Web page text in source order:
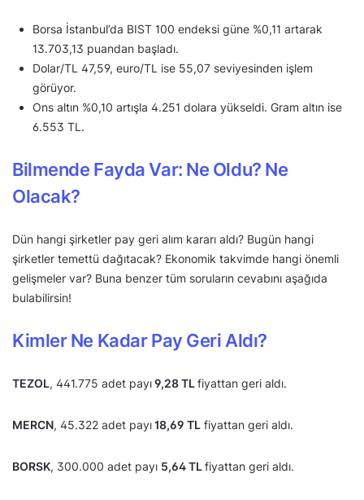
Borsa İstanbul’da BIST 100 endeksi güne %0,11 artarak
13.703,13 puandan başladı.
Dolar/TL 47,59, euro/TL ise 55,07 seviyesinden işlem
görüyor.
Ons altın %0,10 artışla 4.251 dolara yükseldi. Gram altın ise
6.553 TL.
Bilmende Fayda Var: Ne Oldu? Ne
Olacak?
Dün hangi şirketler pay geri alım kararı aldı? Bugün hangi
şirketler temettü dağıtacak? Ekonomik takvimde hangi önemli
gelişmeler var? Buna benzer tüm soruların cevabını aşağıda
bulabilirsin!
Kimler Ne Kadar Pay Geri Aldı?
TEZOL, 441.775 adet payı9,28 TLfiyattan geri aldı.
MERCN, 45.322 adet payı18,69 TL fiyattan geri aldı.
BORSK, 300.000 adet payı 5,64 TLfiyattan geri aldı.